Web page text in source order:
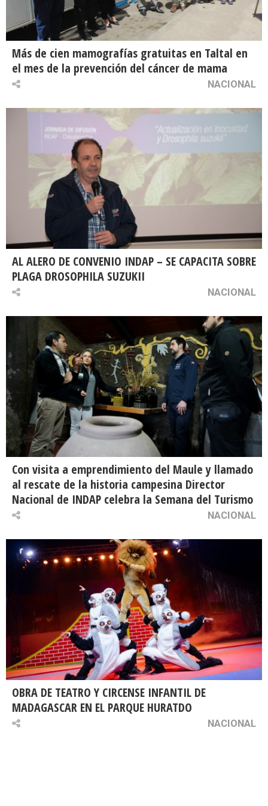
Más de cien mamografías gratuitas en Taltal en
el mes de la prevención del cáncer de mama
NACIONAL
AL ALERO DE CONVENIO INDAP – SE CAPACITA SOBRE
PLAGA DROSOPHILA SUZUKII
NACIONAL
Con visita a emprendimiento del Maule y llamado
al rescate de la historia campesina Director
Nacional de INDAP celebra la Semana del Turismo
NACIONAL
OBRA DE TEATRO Y CIRCENSE INFANTIL DE
MADAGASCAR EN EL PARQUE HURATDO
NACIONAL